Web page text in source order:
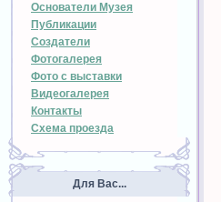
Основатели Музея
Публикации
Создатели
Фотогалерея
Фото с выставки
Видеогалерея
Контакты
Схема проезда
Для Вас...